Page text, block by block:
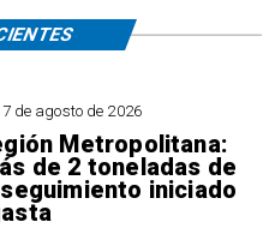
7 de agosto de 2026
Metropolitana:
de 2 toneladas de
iniciado